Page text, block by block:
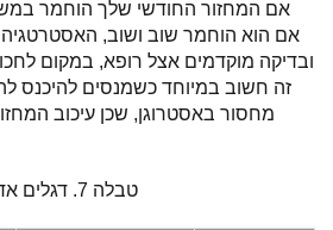
אם הוא הוחמר שוב ושוב, האסטרטגיה
ובדיקה מוקדמים אצל רופא, במקום
זה חשוב במיוחד כשמנסים להיכנס
מחסור באסטרוגן, שכן עיכוב
טבלה 7. דגלים אדומים לגבי החמצת וסת